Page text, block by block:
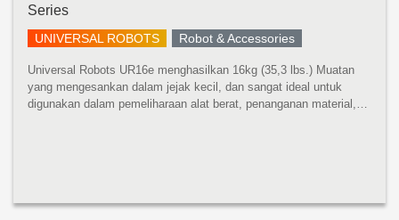
Series
UNIVERSAL ROBOTS Robot & Accessories
Universal Robots UR16e menghasilkan 16kg (35,3 lbs.) Muatan
yang mengesankan dalam jejak kecil, dan sangat ideal untuk
digunakan dalam pemeliharaan alat berat, penanganan material,